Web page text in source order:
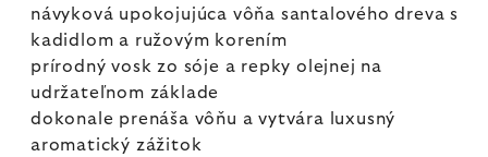
návyková upokojujúca vôňa santalového dreva s
kadidlom a ružovým korením
prírodný vosk zo sóje a repky olejnej na
udržateľnom základe
dokonale prenáša vôňu a vytvára luxusný
aromatický zážitok